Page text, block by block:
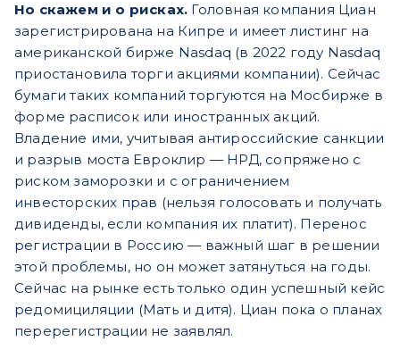
Но скажем и о рисках. Головная компания Циан
зарегистрирована на Кипре и имеет листинг на
американской бирже Nasdaq (в 2022 году Nasdaq
приостановила торги акциями компании). Сейчас
бумаги таких компаний торгуются на Мосбирже в
форме расписок или иностранных акций.
Владение ими, учитывая антироссийские санкции
и разрыв моста Евроклир — НРД, сопряжено с
риском заморозки и с ограничением
инвесторских прав (нельзя голосовать и получать
дивиденды, если компания их платит). Перенос
регистрации в Россию — важный шаг в решении
этой проблемы, но он может затянуться на годы.
Сейчас на рынке есть только один успешный кейс
редомициляции (Мать и дитя). Циан пока о планах
перерегистрации не заявлял.